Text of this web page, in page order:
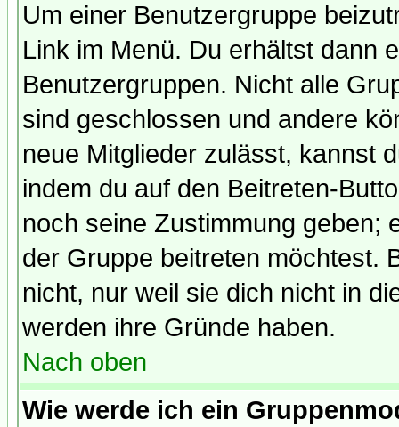
Um einer Benutzergruppe
Link im Menü. Du erhältst dann
Benutzergruppen. Nicht alle
sind geschlossen und andere
neue Mitglieder zulässt, kannst
indem du auf den Beitreten-
noch seine Zustimmung geben;
der Gruppe beitreten möchtest.
nicht, nur weil sie dich nicht in
werden ihre Gründe haben.
Nach oben
Wie werde ich ein